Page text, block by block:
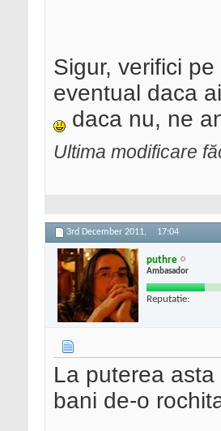
Sigur, verifici
eventual daca
daca nu, ne
Ultima modificare
3rd December 2011, 17:04
puthre
Ambasador
Reputatie:
La puterea
bani de-o